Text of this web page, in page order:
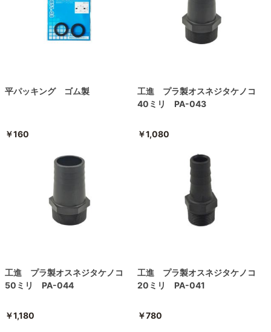
平パッキング ゴム製
￥160
工進 プラ製オスネジタケノコ
40ミリ PA-043
￥1,080
工進 プラ製オスネジタケノコ
50ミリ PA-044
￥1,180
工進 プラ製オスネジタケノコ
20ミリ PA-041
￥780